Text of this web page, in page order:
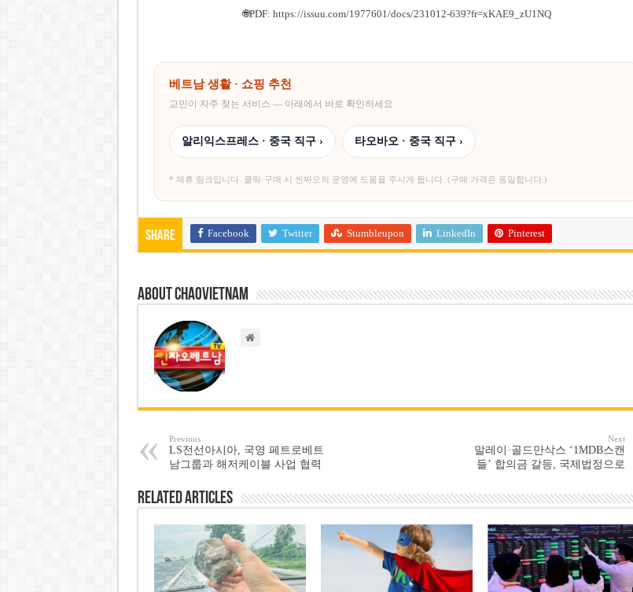
베트남 전자비자 사기 웹사이트 주의…외국인 여행자 피해 경보
베트남, 8월부터 토지·측량 처벌 강화… 기획사 코뮌 위원장 과태료 상한 50배 상향
호찌민시, 약 6,500㎡ 토지 용도변경 승인…리조트 개발 추진
🌐PDF: https://issuu.com/1977601/docs/231012-639?fr=xKAE9_zU1NQ
베트남 생활 · 쇼핑 추천
교민이 자주 찾는 서비스 — 아래에서 바로 확인하세요
알리익스프레스 · 중국 직구 › 타오바오 · 중국 직구 ›
* 제휴 링크입니다. 클릭·구매 시 씬짜오의 운영에 도움을 주시게 됩니다. (구매 가격은 동일합니다.)
Share Facebook Twitter Stumbleupon LinkedIn Pinterest
About chaovietnam
Previous
LS전선아시아, 국영 페트로베트
남그룹과 해저케이블 사업 협력
Next
말레이·골드만삭스 ‘1MDB스캔
들’ 합의금 갈등, 국제법정으로
Related Articles